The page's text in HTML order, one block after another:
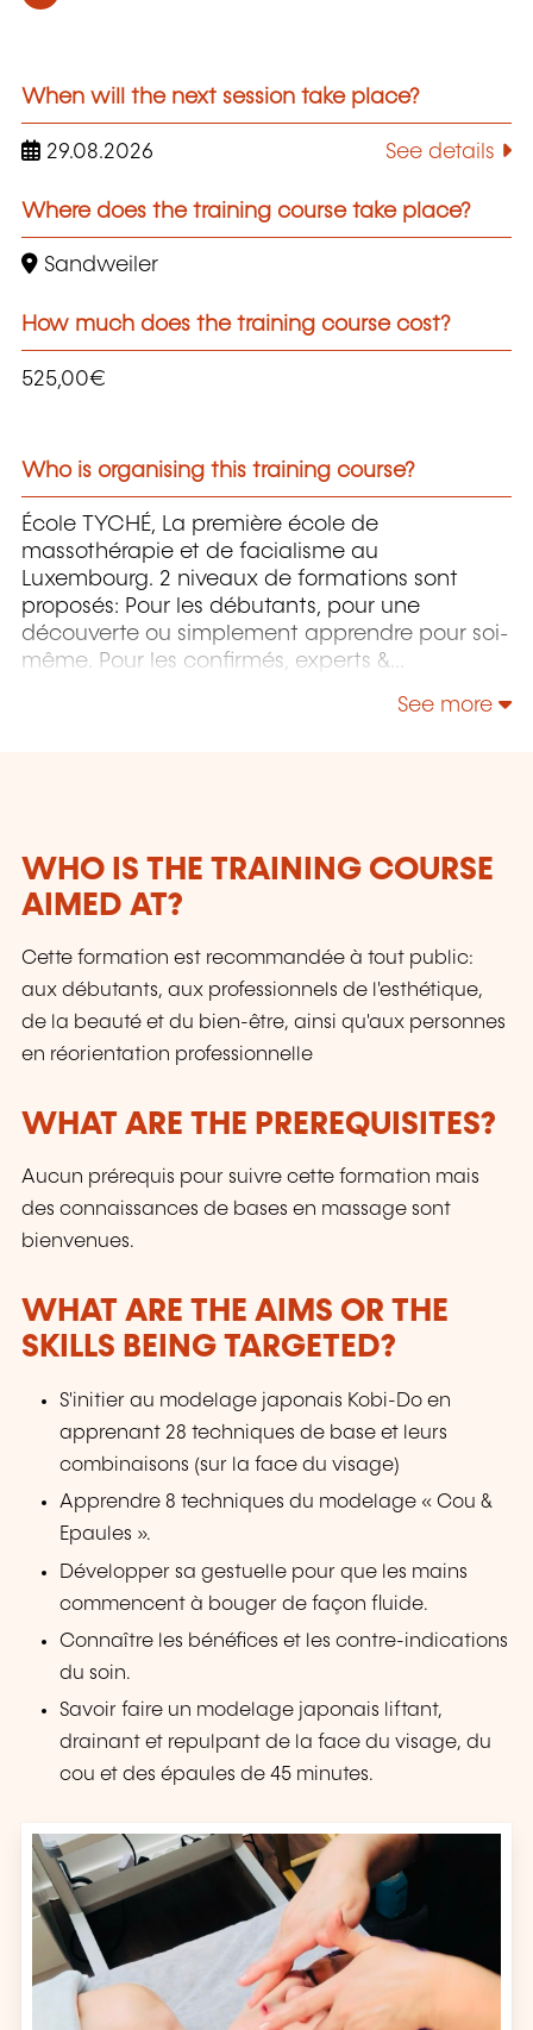
When will the next session take place?
29.08.2026 See details
Where does the training course take place?
Sandweiler
How much does the training course cost?
525,00€
Who is organising this training course?
École TYCHÉ, La première école de
massothérapie et de facialisme au
Luxembourg. 2 niveaux de formations sont
proposés: Pour les débutants, pour une
découverte ou simplement apprendre pour soi-
même. Pour les confirmés, experts &
techniques et élargir sa gamme de soins du
See more
WHO IS THE TRAINING COURSE
AIMED AT?
Cette formation est recommandée à tout public:
aux débutants, aux professionnels de l'esthétique,
de la beauté et du bien-être, ainsi qu'aux personnes
en réorientation professionnelle
WHAT ARE THE PREREQUISITES?
Aucun prérequis pour suivre cette formation mais
des connaissances de bases en massage sont
bienvenues.
WHAT ARE THE AIMS OR THE
SKILLS BEING TARGETED?
S'initier au modelage japonais Kobi-Do en
apprenant 28 techniques de base et leurs
combinaisons (sur la face du visage)
Apprendre 8 techniques du modelage « Cou &
Epaules ».
Développer sa gestuelle pour que les mains
commencent à bouger de façon fluide.
Connaître les bénéfices et les contre-indications
du soin.
Savoir faire un modelage japonais liftant,
drainant et repulpant de la face du visage, du
cou et des épaules de 45 minutes.